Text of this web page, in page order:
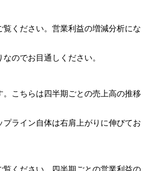
覧ください。営業利益の増減分析にな
のでお目通しください。
。こちらは四半期ごとの売上高の推移
プライン自体は右肩上がりに伸びてお
覧ください。四半期ごとの営業利益の